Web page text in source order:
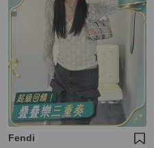
Fendi